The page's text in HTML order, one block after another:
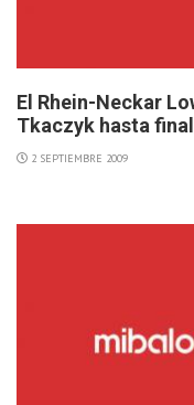
El Rhein-Neckar
Tkaczyk hasta
2 SEPTIEMBRE 2009